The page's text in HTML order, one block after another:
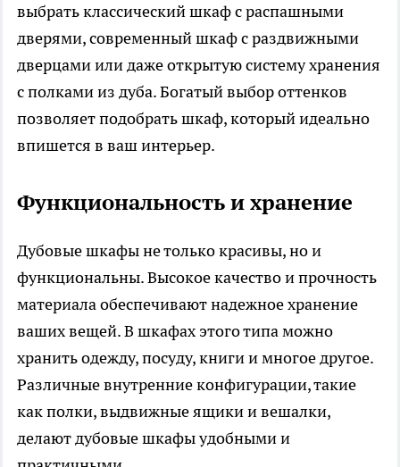
выбрать классический шкаф с распашными
дверями, современный шкаф с раздвижными
дверцами или даже открытую систему хранения
с полками из дуба. Богатый выбор оттенков
позволяет подобрать шкаф, который идеально
впишется в ваш интерьер.
Функциональность и хранение
Дубовые шкафы не только красивы, но и
функциональны. Высокое качество и прочность
материала обеспечивают надежное хранение
ваших вещей. В шкафах этого типа можно
хранить одежду, посуду, книги и многое другое.
Различные внутренние конфигурации, такие
как полки, выдвижные ящики и вешалки,
делают дубовые шкафы удобными и